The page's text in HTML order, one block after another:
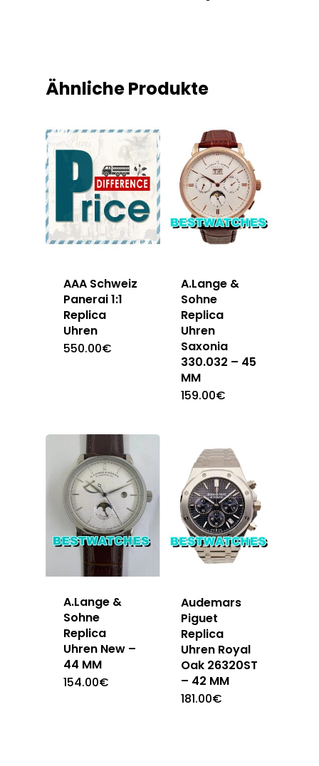
Ähnliche Produkte
AAA Schweiz
Panerai 1:1
Replica
Uhren
550.00€
A.Lange &
Sohne
Replica
Uhren
Saxonia
330.032 – 45
MM
159.00€
A.Lange &
Sohne
Replica
Uhren New –
44 MM
154.00€
Audemars
Piguet
Replica
Uhren Royal
Oak 26320ST
– 42 MM
181.00€